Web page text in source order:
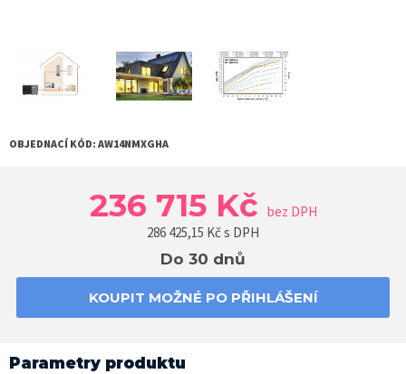
OBJEDNACÍ KÓD: AW14NMXGHA
236 715 Kč bez DPH
286 425,15 Kč s DPH
Do 30 dnů
KOUPIT MOŽNÉ PO PŘIHLÁŠENÍ
Parametry produktu